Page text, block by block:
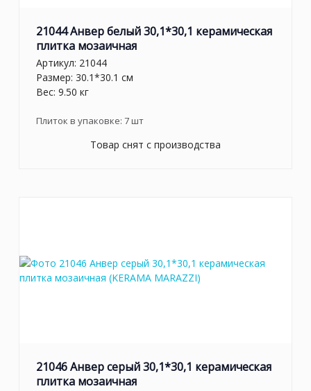
21044 Анвер белый 30,1*30,1 керамическая
плитка мозаичная
Артикул: 21044
Размер: 30.1*30.1 см
Вес: 9.50 кг
Плиток в упаковке: 7шт
Товар снят с производства
21046 Анвер серый 30,1*30,1 керамическая
плитка мозаичная